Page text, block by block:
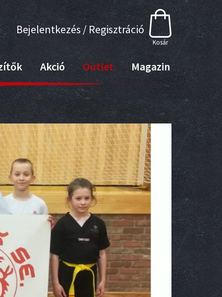
Bejelentkezés / Regisztráció
Kosár
Akció Outlet Magazin